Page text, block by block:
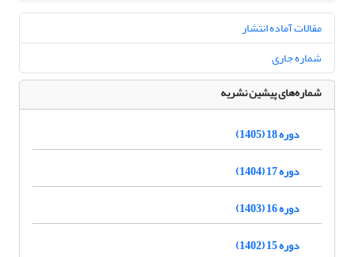
مقالات آماده انتشار
شماره جاری
شماره‌های پیشین نشریه
دوره 18 (1405)
دوره 17 (1404)
دوره 16 (1403)
دوره 15 (1402)